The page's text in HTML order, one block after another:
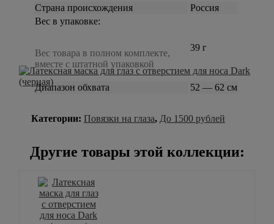
Страна происхождения
Россия
Вес в упаковке:
Вес товара в полном комплекте,
вместе с штатной упаковкой
39 г
Диапазон обхвата 52 — 62 см
Категории: Повязки на глаза, До 1500 рублей
Другие товары этой коллекции: